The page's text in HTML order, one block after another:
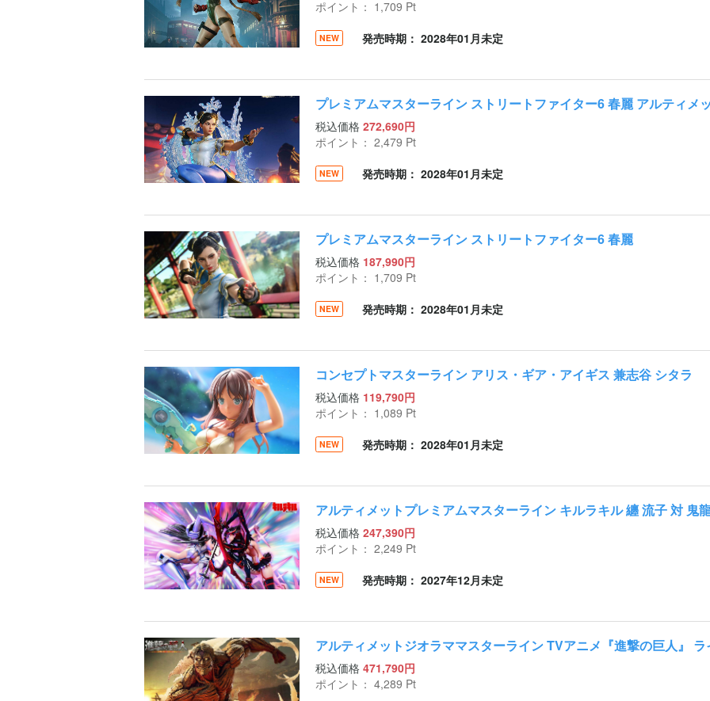
ポイント： 1,709 Pt
NEW 発売時期： 2028年01月未定
プレミアムマスターライン ストリートファイター6 春麗 アルティメ
税込価格 272,690円
ポイント： 2,479 Pt
NEW 発売時期： 2028年01月未定
プレミアムマスターライン ストリートファイター6 春麗
税込価格 187,990円
ポイント： 1,709 Pt
NEW 発売時期： 2028年01月未定
コンセプトマスターライン アリス・ギア・アイギス 兼志谷 シタラ
税込価格 119,790円
ポイント： 1,089 Pt
NEW 発売時期： 2028年01月未定
アルティメットプレミアムマスターライン キルラキル 纏 流子 対 鬼
税込価格 247,390円
ポイント： 2,249 Pt
NEW 発売時期： 2027年12月未定
アルティメットジオラママスターライン TVアニメ『進撃の巨人』
税込価格 471,790円
ポイント： 4,289 Pt